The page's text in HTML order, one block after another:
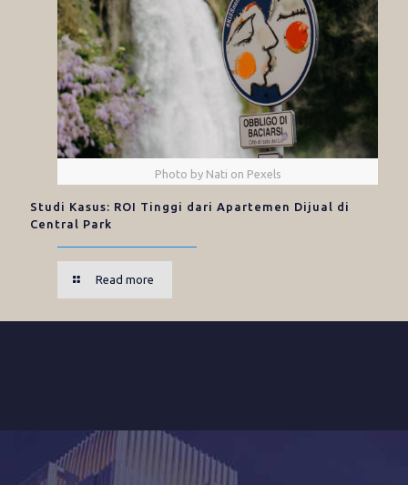
Photo by Nati on Pexels
Studi Kasus: ROI Tinggi dari Apartemen Dijual di
Central Park
Read more